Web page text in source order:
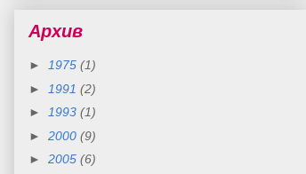
Архив
► 1975 (1)
►
1991 (2)
►
1993 (1)
► 2000 (9)
► 2005 (6)